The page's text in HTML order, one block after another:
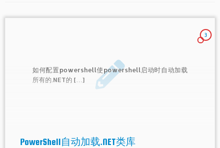
3
如何配置powershell使powershell启动时自动加载
所有的.NET的 […]
PowerShell自动加载.NET类库